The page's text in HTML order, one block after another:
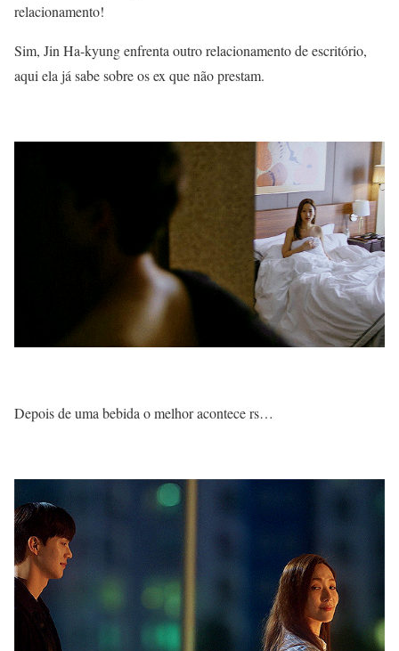
relacionamento!
Sim, Jin Ha-kyung enfrenta outro relacionamento de escritório,
aqui ela já sabe sobre os ex que não prestam.
Depois de uma bebida o melhor acontece rs…